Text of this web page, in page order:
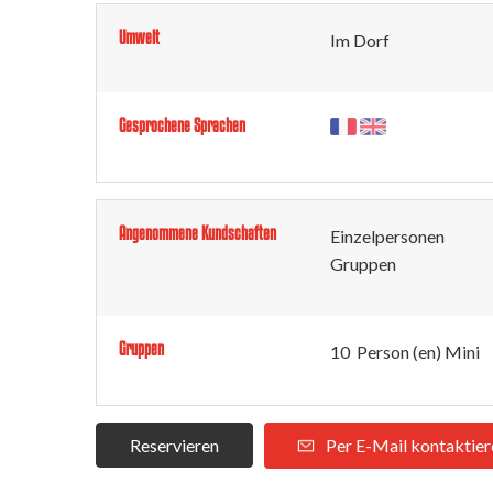
Umwelt Im Dorf
Gesprochene Sprachen
Angenommene Kundschaften
Einzelpersonen
Gruppen
Gruppen 10 Person (en) Mini
Reservieren Per E-Mail